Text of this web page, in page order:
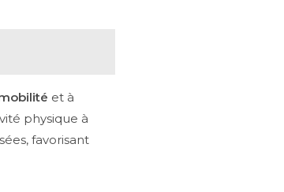
et à
physique à
favorisant